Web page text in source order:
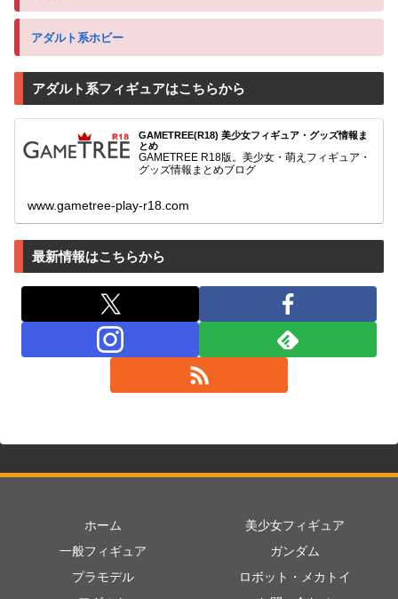
アダルト系ホビー
アダルト系フィギュアはこちらから
GAMETREE(R18) 美少女フィギュア・グッズ情報ま
とめ
GAMETREE R18版。美少女・萌えフィギュア・
グッズ情報まとめブログ
www.gametree-play-r18.com
最新情報はこちらから
ホーム
美少女フィギュア
一般フィギュア
ガンダム
プラモデル
ロボット・メカトイ